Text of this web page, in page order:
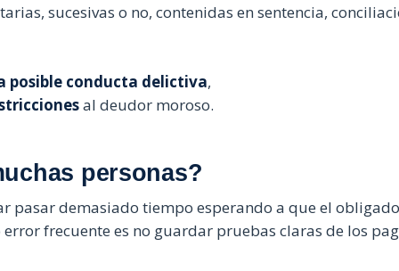
sucesivas o no, contenidas en sentencia,
posible conducta delictiva,
al deudor moroso.
personas?
pasar demasiado tiempo esperando a que el obligado
frecuente es no guardar pruebas claras de los